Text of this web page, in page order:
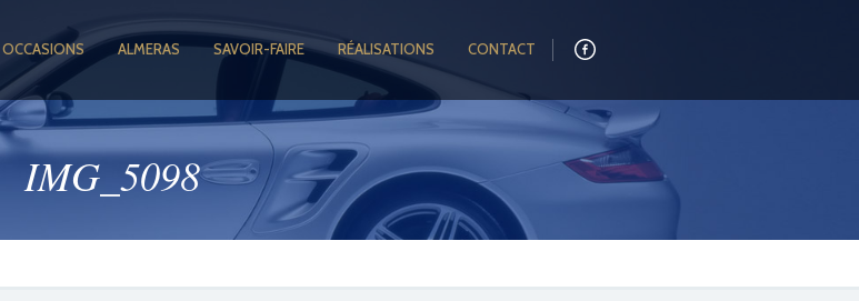
OCCASIONS ALMERAS SAVOIR-FAIRE RÉALISATIONS CONTACT
IMG_5098